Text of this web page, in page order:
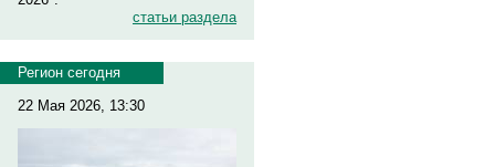
статьи раздела
Регион сегодня
22 Мая 2026, 13:30